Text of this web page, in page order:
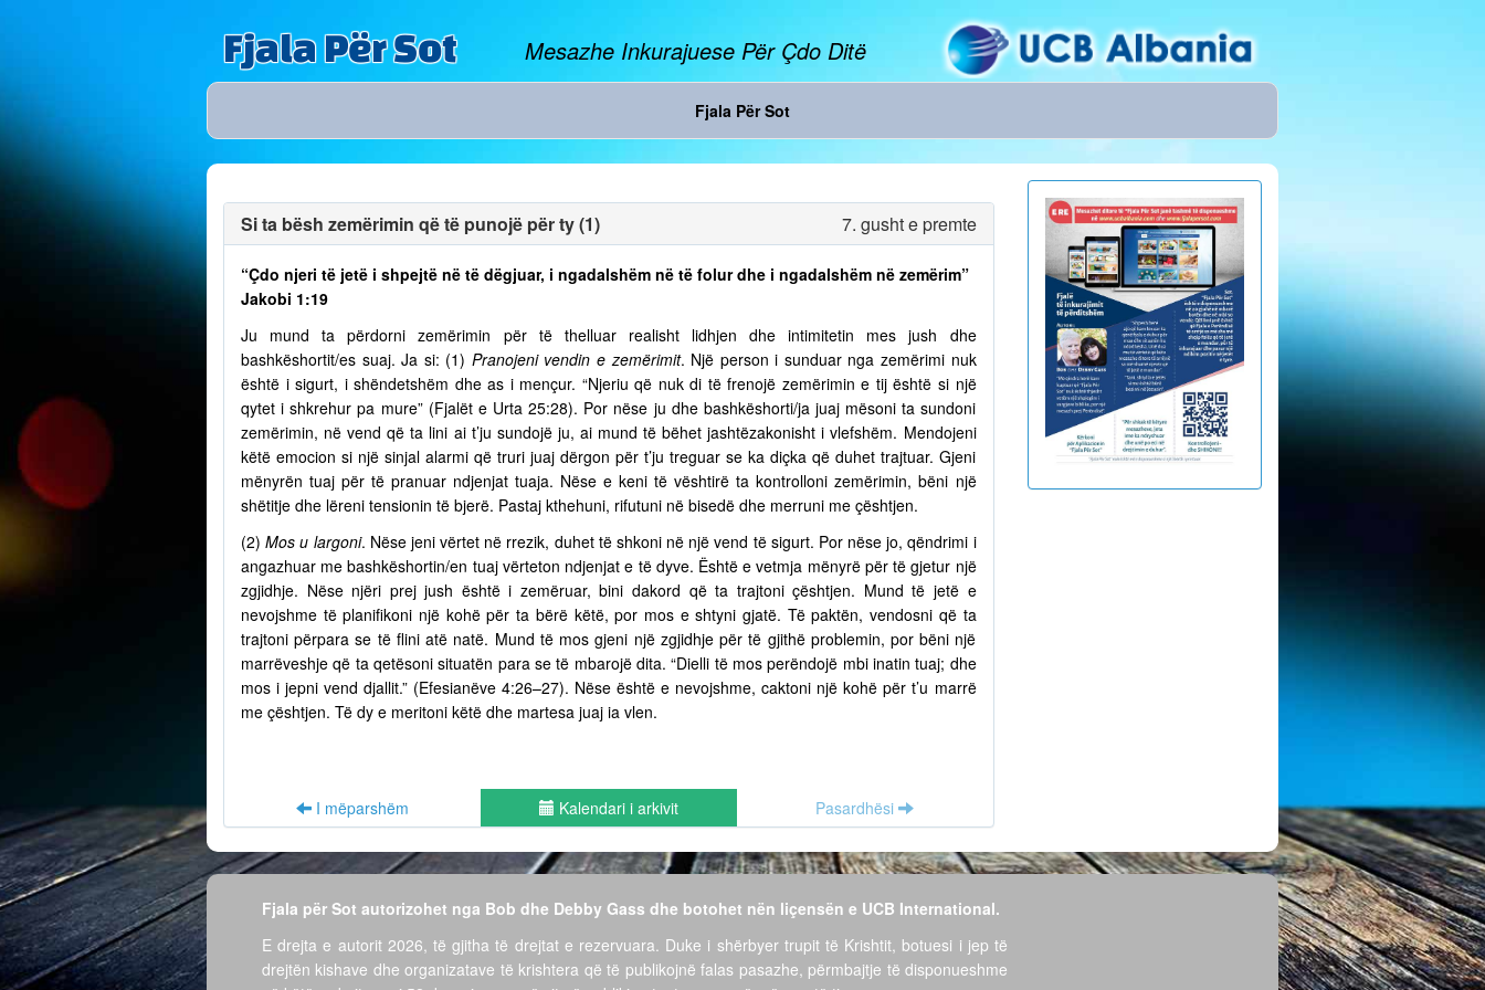
Fjala Për Sot Mesazhe Inkurajuese Për Çdo Ditë
Fjala Për Sot
Si ta bësh zemërimin që të punojë për ty (1) 7. gusht e premte
“Çdo njeri të jetë i shpejtë në të dëgjuar, i ngadalshëm në të folur dhe i ngadalshëm në zemërim”
Jakobi 1:19
Ju mund ta përdorni zemërimin për të thelluar realisht lidhjen dhe intimitetin mes jush dhe
bashkëshortit/es suaj. Ja si: (1) Pranojeni vendin e zemërimit. Një person i sunduar nga zemërimi nuk
është i sigurt, i shëndetshëm dhe as i mençur. “Njeriu që nuk di të frenojë zemërimin e tij është si një
qytet i shkrehur pa mure” (Fjalët e Urta 25:28). Por nëse ju dhe bashkëshorti/ja juaj mësoni ta sundoni
zemërimin, në vend që ta lini ai t’ju sundojë ju, ai mund të bëhet jashtëzakonisht i vlefshëm. Mendojeni
këtë emocion si një sinjal alarmi që truri juaj dërgon për t’ju treguar se ka diçka që duhet trajtuar. Gjeni
mënyrën tuaj për të pranuar ndjenjat tuaja. Nëse e keni të vështirë ta kontrolloni zemërimin, bëni një
shëtitje dhe lëreni tensionin të bjerë. Pastaj kthehuni, rifutuni në bisedë dhe merruni me çështjen.
(2)Mos u largoni. Nëse jeni vërtet në rrezik, duhet të shkoni në një vend të sigurt. Por nëse jo, qëndrimi i
angazhuar me bashkëshortin/en tuaj vërteton ndjenjat e të dyve. Është e vetmja mënyrë për të gjetur një
zgjidhje. Nëse njëri prej jush është i zemëruar, bini dakord që ta trajtoni çështjen. Mund të jetë e
nevojshme të planifikoni një kohë për ta bërë këtë, por mos e shtyni gjatë. Të paktën, vendosni që ta
trajtoni përpara se të flini atë natë. Mund të mos gjeni një zgjidhje për të gjithë problemin, por bëni një
marrëveshje që ta qetësoni situatën para se të mbarojë dita. “Dielli të mos perëndojë mbi inatin tuaj; dhe
mos i jepni vend djallit.” (Efesianëve 4:26–27). Nëse është e nevojshme, caktoni një kohë për t’u marrë
me çështjen. Të dy e meritoni këtë dhe martesa juaj ia vlen.
I mëparshëm Kalendari i arkivit Pasardhësi
Fjala për Sot autorizohet nga Bob dhe Debby Gass dhe botohet nën liçensën e UCB International.
E drejta e autorit 2026, të gjitha të drejtat e rezervuara. Duke i shërbyer trupit të Krishtit, botuesi i jep të
drejtën kishave dhe organizatave të krishtera që të publikojnë falas pasazhe, përmbajtje të disponueshme